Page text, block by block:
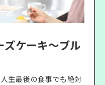
ズケーキ〜ブル
生最後の食事でも絶対